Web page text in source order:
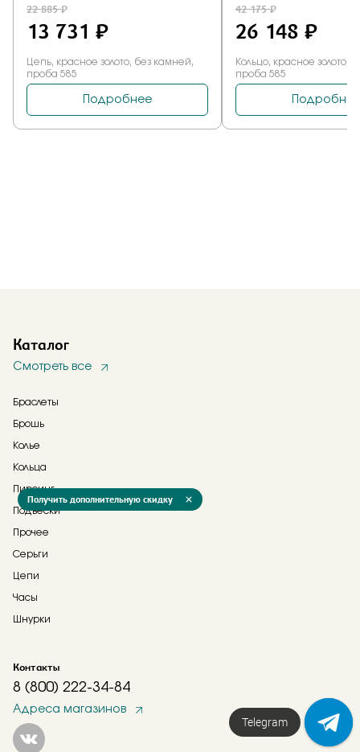
Каталог
Смотреть все
Браслеты
Брошь
Колье
Кольца
Пирсинг
Подвески
Прочее
Серьги
Цепи
Часы
Шнурки
Контакты
8 (800) 222-34-84
Адреса магазинов
Получить дополнительную скидку
Telegram